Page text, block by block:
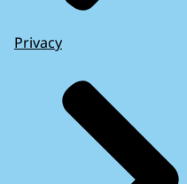
Privacy